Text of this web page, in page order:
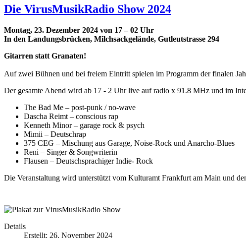
Die VirusMusikRadio Show 2024
Montag, 23. Dezember 2024 von 17 – 02 Uhr
In den Landungsbrücken, Milchsackgelände, Gutleutstrasse 294
Gitarren statt Granaten!
Auf zwei Bühnen und bei freiem Eintritt spielen im Programm der finalen
Der gesamte Abend wird ab 17 - 2 Uhr live auf radio x 91.8 MHz und im
The Bad Me – post-punk / no-wave
Dascha Reimt – conscious rap
Kenneth Minor – garage rock & psych
Mimii – Deutschrap
375 CEG – Mischung aus Garage, Noise-Rock und Anarcho-Blues
Reni – Singer & Songwriterin
Flausen – Deutschsprachiger Indie- Rock
Die Veranstaltung wird unterstützt vom Kulturamt Frankfurt am Main und
Details
Erstellt: 26. November 2024